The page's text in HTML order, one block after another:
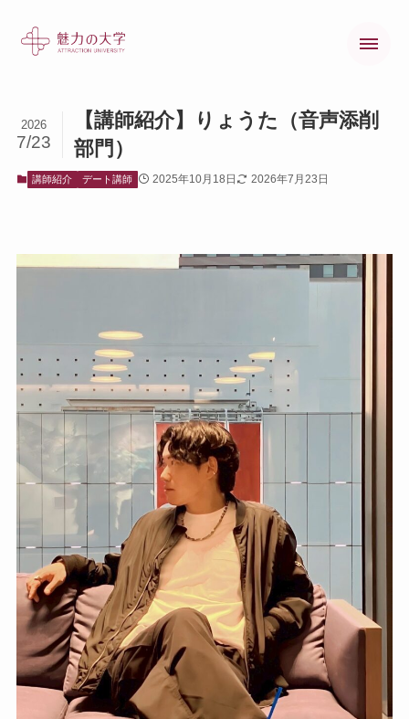
魅力の大学とは
オンラインコース
個別指導コース
ブートキャンプ
採用情報
数字で見る魅力の大学
【講師紹介】りょうた（音声添削
部門）
2026
7/23
講師紹介 デート講師 2025年10月18日 2026年7月23日